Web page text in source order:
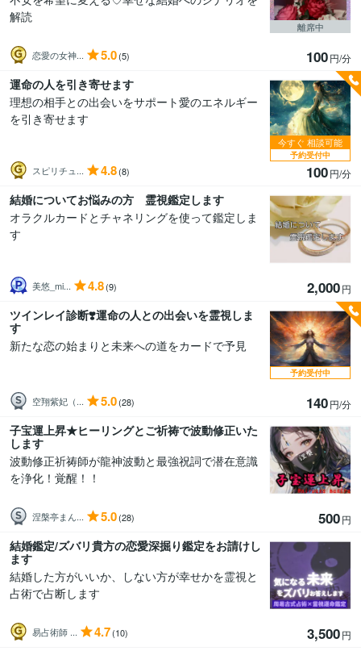
解読
恋愛の女神... 5.0(5) 100円/分
離席中
運命の人を引き寄せます
理想の相手との出会いをサポート愛のエネルギー
を引き寄せます
スピリチュ... 4.8(8) 100円/分
今すぐ 相談可能
予約受付中
結婚についてお悩みの方 霊視鑑定します
オラクルカードとチャネリングを使って鑑定しま
す
美悠_mi... 4.8(9) 2,000円
ツインレイ診断❣️運命の人との出会いを霊視しま
す
新たな恋の始まりと未来への道をカードで予見
空翔紫妃（... 5.0(28) 140円/分
予約受付中
子宝運上昇★ヒーリングとご祈祷で波動修正いた
します
波動修正祈祷師が龍神波動と最強祝詞で潜在意識
を浄化！覚醒！！
涅槃亭まん... 5.0(28) 500円
結婚鑑定/ズバリ貴方の恋愛深掘り鑑定をお請けし
ます
結婚した方がいいか、しない方が幸せかを霊視と
占術で占断します
易占術師 ... 4.7(10) 3,500円